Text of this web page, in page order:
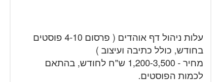
עלות ניהול דף אוהדים ( פרסום 4-10 פוסטים
בחודש, כולל כתיבה ועיצוב )
מחיר - 1,200-3,500 ש"ח לחודש, בהתאם
לכמות הפוסטים.